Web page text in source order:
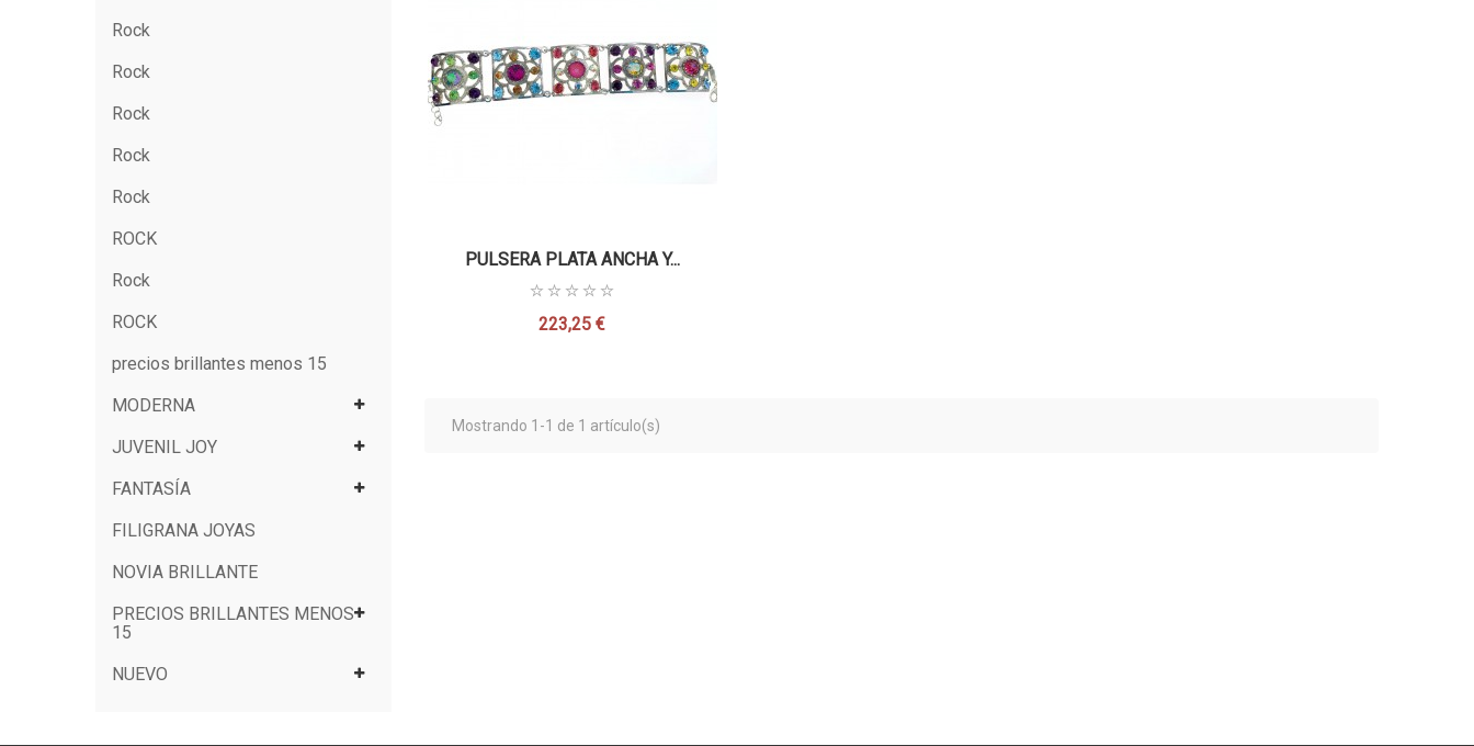
Rock
Rock
Rock
Rock
Rock
ROCK
Rock
ROCK
precios brillantes menos 15
MODERNA
JUVENIL JOY
FANTASÍA
FILIGRANA JOYAS
NOVIA BRILLANTE
PRECIOS BRILLANTES MENOS
15
NUEVO
PULSERA PLATA ANCHA Y...
Precio
223,25 €
Mostrando 1-1 de 1 artículo(s)